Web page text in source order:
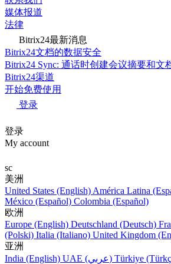
媒体报道
法律
Bitrix24最新消息
Bitrix24文档的数据安全
Bitrix24 Sync: 通话时创建会议摘要和文
Bitrix24渠道
开始免费使用
登录
登录
My account
sc
美洲
United States (English) América Latina
México (Español) Colombia (Español)
欧洲
Europe (English) Deutschland (Deutsch)
(Polski) Italia (Italiano) United Kingdom
亚洲
India (English)
UAE (عربي) Türkiye